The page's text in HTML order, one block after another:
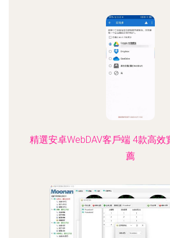
精選安卓WebDAV客戶端 4款高效
薦